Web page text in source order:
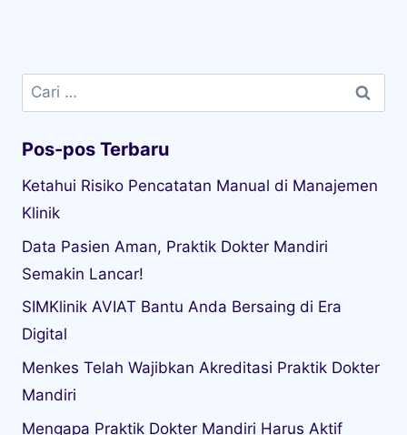
Cari
untuk:
Pos-pos Terbaru
Ketahui Risiko Pencatatan Manual di Manajemen
Klinik
Data Pasien Aman, Praktik Dokter Mandiri
Semakin Lancar!
SIMKlinik AVIAT Bantu Anda Bersaing di Era
Digital
Menkes Telah Wajibkan Akreditasi Praktik Dokter
Mandiri
Mengapa Praktik Dokter Mandiri Harus Aktif